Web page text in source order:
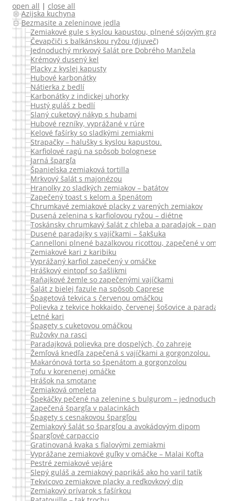
open all | close all
Azijska kuchyna
Bezmasite a zeleninove jedla
Zemiakové gule s kyslou kapustou, plnené sójovým
Čevapčiči s balkánskou ryžou (djuveč)
Jednoduchý mrkvový šalát pre Dobrého Manžela
Krémový dusený kel
Placky z kyslej kapusty
Hubové karbonátky
Nátierka z bedlí
Karbonátky z indickej uhorky
Hustý guláš z bedlí
Slaný cuketový nákyp s hubami
Hubové rezníky, vyprážané v rúre
Kelové fašírky so sladkými zemiakmi
Strapačky – halušky s kyslou kapustou.
Karfiolové ragú na spôsob bolognese
Jarná špargľa
Španielska zemiaková tortilla
Mrkvový šalát s majonézou
Hranolky zo sladkých zemiakov – batátov
Zapečený toast s kelom a špenátom
Chrumkavé zemiakové placky z varených zemiakov
Dusená zelenina s karfiolovou ryžou – diétne
Toskánsky chrumkavý šalát z chleba a paradajok –
Dusené paradajky s vajíčkami – šakšuka
Cannelloni plnené bazalkovou ricottou, zapečené v
Zemiakové kari z karibiku
Vyprážaný karfiol zapečený v omáčke
Hráškový eintopf so šašlikmi
Raňajkové žemle so zapečenými vajíčkami
Šalát z bielej fazule na spôsob Caprese
Špagetová tekvica s červenou omáčkou
Polievka z tekvice hokkaido, červenej šošovice a paradajok
Letné kari
Špagety s cuketovou omáčkou
Ružovky na rasci
Paradajková polievka pre dospelých, čo zahreje
Žemľová knedľa zapečená s vajíčkami a gorgonzolou.
Makarónová torta so špenátom a gorgonzolou
Tofu v korenenej omáčke
Hrášok na smotane
Zemiaková omeleta
Špekáčky pečené na zelenine s bulgurom – jednoduchý
Zapečená špargľa v palacinkách
Špagety s cesnakovou špargľou
Zemiakový šalát so špargľou a avokádovým dipom
Špargľové carpaccio
Gratinovaná kvaka s fialovými zemiakmi
Vyprážane zemiakové guľky v omáčke – Malai Kofta
Pestré zemiakové vejáre
Slepý guláš a zemiakový paprikáš ako ho varil tatík
Tekvicovo zemiakove placky a reďkovkový dip
Zemiakový prívarok s fašírkou